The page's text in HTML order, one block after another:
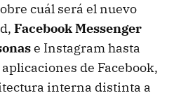
cuál será el nuevo
Facebook Messenger
e Instagram hasta
de Facebook,
interna distinta a